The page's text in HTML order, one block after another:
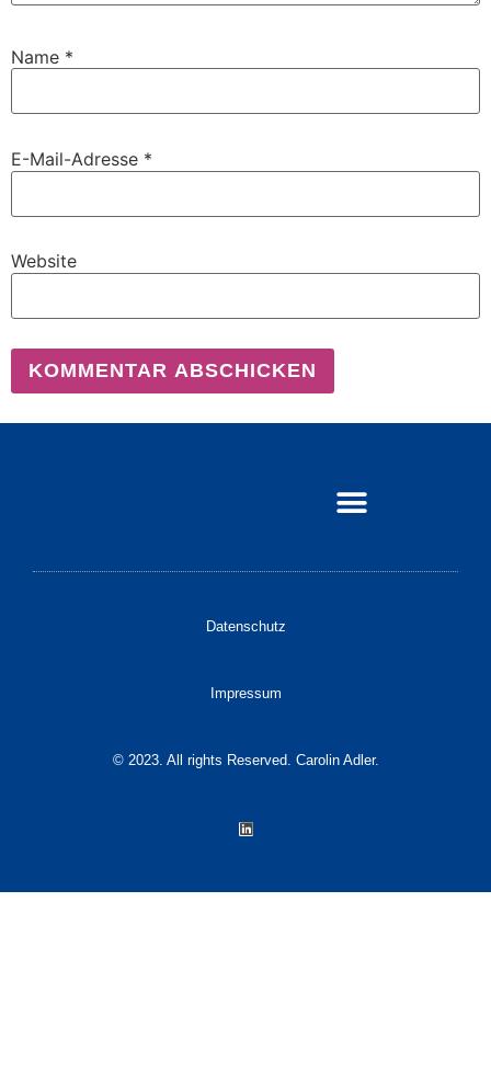
Name *
E-Mail-Adresse *
Website
Datenschutz
Impressum
© 2023. All rights Reserved. Carolin Adler.